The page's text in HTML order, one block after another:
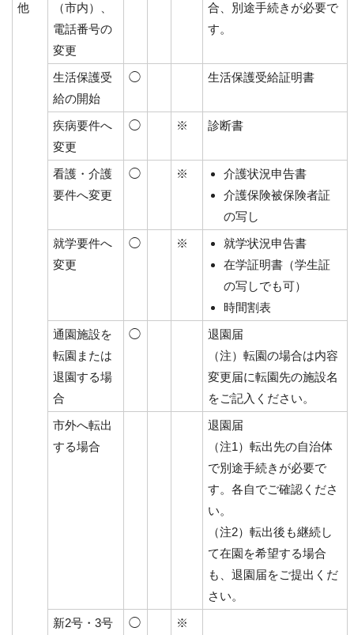
他
（市内）、
電話番号の
変更
合、別途手続きが必要で
す。
生活保護受
給の開始
◯ 生活保護受給証明書
疾病要件へ
変更
◯ ※ 診断書
看護・介護
要件へ変更
◯ ※
介護状況申告書
介護保険被保険者証
の写し
就学要件へ
変更
◯ ※
就学状況申告書
在学証明書（学生証
の写しでも可）
時間割表
通園施設を
転園または
退園する場
合
◯
退園届
（注）転園の場合は内容
変更届に転園先の施設名
をご記入ください。
市外へ転出
する場合
退園届
（注1）転出先の自治体
で別途手続きが必要で
す。各自でご確認くださ
い。
（注2）転出後も継続し
て在園を希望する場合
も、退園届をご提出くだ
さい。
新2号・3号
◯ ※